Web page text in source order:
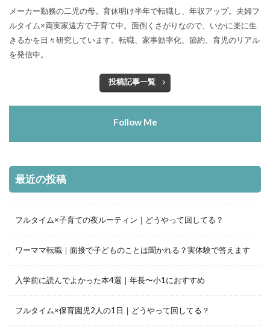
メーカー勤務の二児の母。育休明け半年で転職し、年収アップ。夫婦フ
ルタイム×両実家遠方で子育て中。面倒くさがりなので、いかに楽に生
きるかを日々研究しています。転職、家事効率化、節約、育児のリアル
を発信中。
投稿記事一覧
Follow Me
最近の投稿
フルタイム×子育ての夜ルーティン｜どうやって回してる？
ワーママ転職｜面接で子どものことは聞かれる？実体験で答えます
入学前に読んでよかった本4選｜年長〜小1におすすめ
フルタイム×保育園児2人の1日｜どうやって回してる？